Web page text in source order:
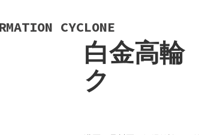
CYCLONE
白金高
ク